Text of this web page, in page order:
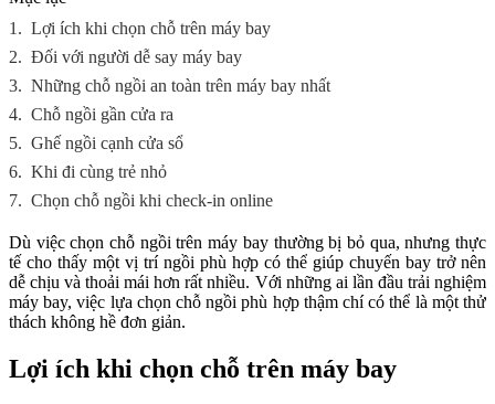
1. Lợi ích khi chọn chỗ trên máy bay
2. Đối với người dễ say máy bay
3. Những chỗ ngồi an toàn trên máy bay nhất
4. Chỗ ngồi gần cửa ra
5. Ghế ngồi cạnh cửa sổ
6. Khi đi cùng trẻ nhỏ
7. Chọn chỗ ngồi khi check-in online
Dù việc chọn chỗ ngồi trên máy bay thường bị bỏ qua, nhưng thực
tế cho thấy một vị trí ngồi phù hợp có thể giúp chuyến bay trở nên
dễ chịu và thoải mái hơn rất nhiều. Với những ai lần đầu trải nghiệm
máy bay, việc lựa chọn chỗ ngồi phù hợp thậm chí có thể là một thử
thách không hề đơn giản.
Lợi ích khi chọn chỗ trên máy bay